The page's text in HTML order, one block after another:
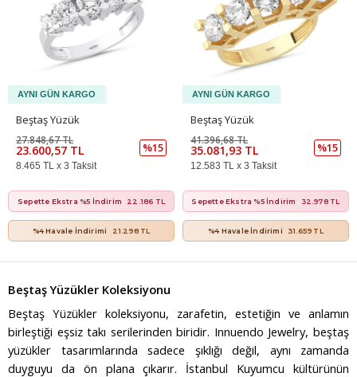
Beştaş Yüzük
23.600,57 TL
27.848,67 TL
%15
8.465 TL x 3 Taksit
Sepette Ekstra %5 İndirim 22.186 TL
%4 Havale İndirimi 21.298 TL
Beştaş Yüzük
35.081,93 TL
41.396,68 TL
%15
12.583 TL x 3 Taksit
Sepette Ekstra %5 İndirim 32.978 TL
%4 Havale İndirimi 31.659 TL
Beştaş Yüzükler Koleksiyonu
Beştaş Yüzükler koleksiyonu, zarafetin, estetiğin ve anlamın
birleştiği eşsiz takı serilerinden biridir. Innuendo Jewelry, beştaş
yüzükler tasarımlarında sadece şıklığı değil, aynı zamanda
duyguyu da ön plana çıkarır. İstanbul Kuyumcu kültürünün